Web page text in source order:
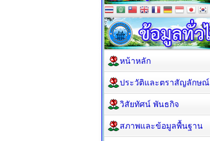
หน้าหลัก
ประวัติและตราสัญลักษณ์
วิสัยทัศน์ พันธกิจ
สภาพและข้อมูลพื้นฐาน